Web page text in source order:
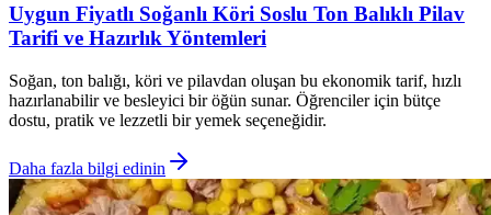
Uygun Fiyatlı Soğanlı Köri Soslu Ton Balıklı Pilav
Tarifi ve Hazırlık Yöntemleri
Soğan, ton balığı, köri ve pilavdan oluşan bu ekonomik tarif, hızlı
hazırlanabilir ve besleyici bir öğün sunar. Öğrenciler için bütçe
dostu, pratik ve lezzetli bir yemek seçeneğidir.
Daha fazla bilgi edinin